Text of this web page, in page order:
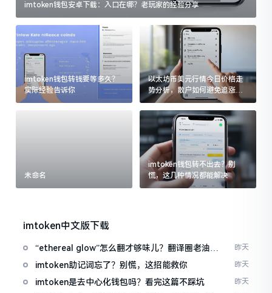
imtoken钱包安卓下载：入口在哪？老玩家的经验分享
imtoken钱包转钱要等多久？
实际经验告诉你
以太坊币美元行情今日价格走
势分析，散户如何避免追涨杀
跌被套牢
未命名
imtoken钱包转不出去？别
慌，这几种情况都能解决
imtoken中文版下载
“ethereal glow”怎么翻才够味儿？翻译圈老油条
的私房话
昨天
imtoken助记词忘了？别慌，这招能救你 昨天
imtoken是去中心化钱包吗？看完这篇不踩坑 昨天